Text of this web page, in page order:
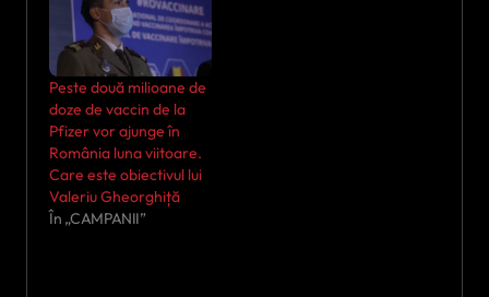
Peste două milioane de
doze de vaccin de la
Pfizer vor ajunge în
România luna viitoare.
Care este obiectivul lui
Valeriu Gheorghiță
În „CAMPANII”